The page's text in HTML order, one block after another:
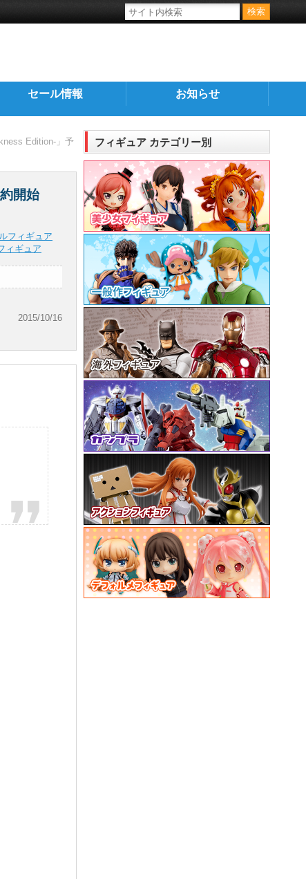
セール情報 お知らせ
Edition-」予
開始
フィギュア
ィギュア
2015/10/16
フィギュア カテゴリー別